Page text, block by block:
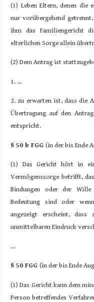
(1) Leben Eltern, denen die
nur vorübergehend
ihm das Familiengericht
elterlichen Sorge allein
(2) Dem Antrag ist
1. …
2. zu erwarten ist, dass die
Übertragung auf den
entspricht.
§ 50 b FGG(in der bis Ende
(1) Das Gericht hört in
Vermögenssorge betrifft,
Bindungen oder der
Bedeutung sind oder
angezeigt erscheint,
unmittelbaren Eindruck
…
§ 50 FGG(in der bis Ende
(1) Das Gericht kann dem
Person betreffendes